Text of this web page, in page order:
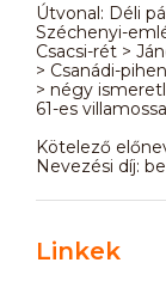
Útvonal: Déli
Széchenyi-
Csacsi-rét >
> Csanádi-
> négy
61-es
Kötelező
Nevezési díj:
Linkek